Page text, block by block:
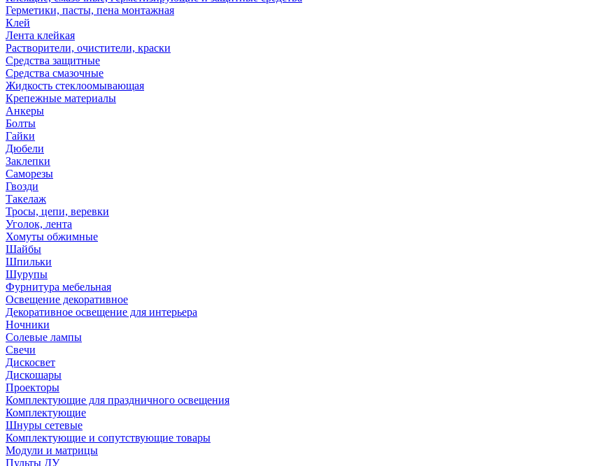
Герметики, пасты, пена монтажная
Клей
Лента клейкая
Растворители, очистители, краски
Средства защитные
Средства смазочные
Жидкость стеклоомывающая
Крепежные материалы
Анкеры
Болты
Гайки
Дюбели
Заклепки
Саморезы
Гвозди
Такелаж
Тросы, цепи, веревки
Уголок, лента
Хомуты обжимные
Шайбы
Шпильки
Шурупы
Фурнитура мебельная
Освещение декоративное
Декоративное освещение для интерьера
Ночники
Солевые лампы
Свечи
Дискосвет
Дискошары
Проекторы
Комплектующие для праздничного освещения
Комплектующие
Шнуры сетевые
Комплектующие и сопутствующие товары
Модули и матрицы
Пульты ДУ